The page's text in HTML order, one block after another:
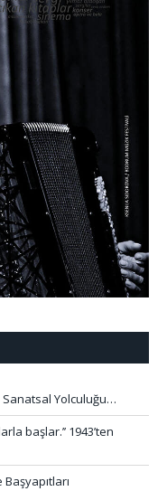
Sanatsal Yolculuğu…
başlar.’’ 1943’ten
Başyapıtları